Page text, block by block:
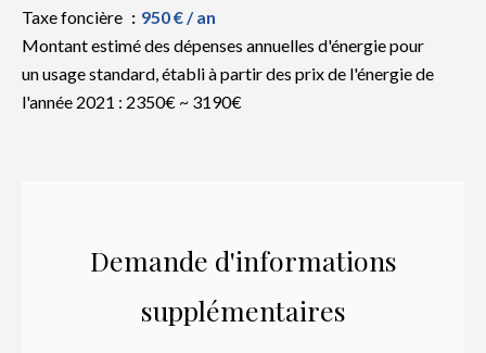
Taxe foncière
950 € / an
Montant estimé des dépenses annuelles d'énergie pour
un usage standard, établi à partir des prix de l'énergie de
l'année 2021 : 2350€ ~ 3190€
Demande d'informations
supplémentaires